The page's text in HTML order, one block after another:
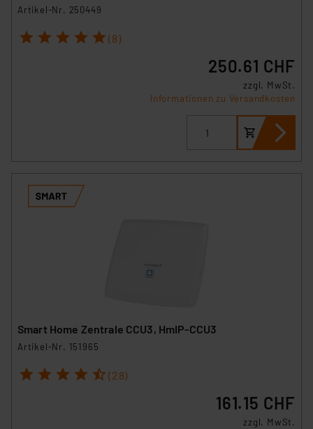
Artikel-Nr. 250449
1 2 3 4 5 (8)
250.61 CHF
zzgl. MwSt.
Informationen zu Versandkosten
Smart Home Zentrale CCU3, HmIP-CCU3
Artikel-Nr. 151965
1 2 3 4 5 (28)
161.15 CHF
zzgl. MwSt.